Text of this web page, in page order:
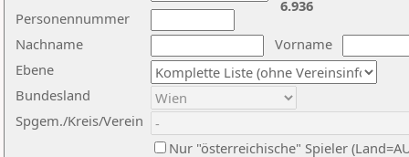
Nachname
Vorname
Ebene
Personennummer
Bundesland
Spgem./Kreis/Verein
Nur "österreichische" Spieler
6.936